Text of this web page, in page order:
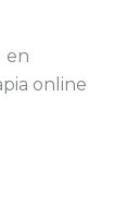
en
online